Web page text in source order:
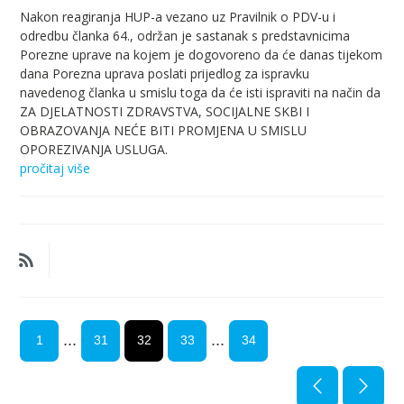
Nakon reagiranja HUP-a vezano uz Pravilnik o PDV-u i
odredbu članka 64., održan je sastanak s predstavnicima
Porezne uprave na kojem je dogovoreno da će danas tijekom
dana Porezna uprava poslati prijedlog za ispravku
navedenog članka u smislu toga da će isti ispraviti na način da
ZA DJELATNOSTI ZDRAVSTVA, SOCIJALNE SKBI I
OBRAZOVANJA NEĆE BITI PROMJENA U SMISLU
OPOREZIVANJA USLUGA.
pročitaj više
1 ... 31 32 33 ... 34